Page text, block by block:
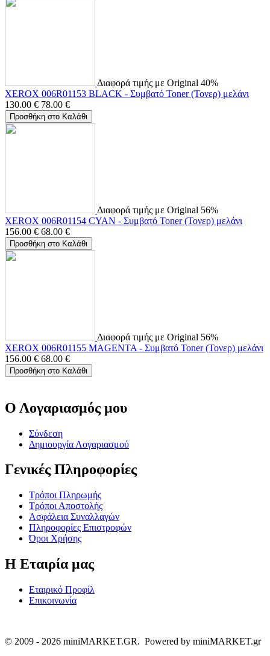
Διαφορά τιμής με Original 40%
XEROX 006R01153 BLACK - Συμβατό Toner (Τονερ) μελάνι
130.00 € 78.00 €
Προσθήκη στο Καλάθι
Διαφορά τιμής με Original 56%
XEROX 006R01154 CYAN - Συμβατό Toner (Τονερ) μελάνι
156.00 € 68.00 €
Προσθήκη στο Καλάθι
Διαφορά τιμής με Original 56%
XEROX 006R01155 MAGENTA - Συμβατό Toner (Τονερ) μελάνι
156.00 € 68.00 €
Προσθήκη στο Καλάθι
Ο Λογαριασμός μου
Σύνδεση
Δημιουργία Λογαριασμού
Γενικές Πληροφορίες
Τρόποι Πληρωμής
Τρόποι Αποστολής
Ασφάλεια Συναλλαγών
Πληροφορίες Επιστροφών
Όροι Χρήσης
Η Εταιρία μας
Εταιρικό Προφίλ
Επικοινωνία
© 2009 - 2026 miniMARKET.GR. Powered by miniMARKET.gr